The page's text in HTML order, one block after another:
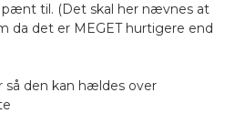
til. (Det skal her nævnes at
da det er MEGET hurtigere end
så den kan hældes over